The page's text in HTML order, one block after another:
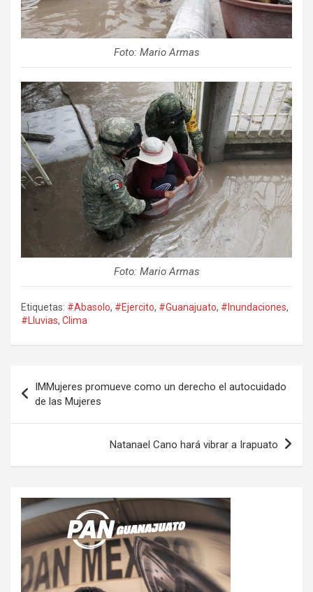
Foto: Mario Armas
Foto: Mario Armas
Etiquetas: #Abasolo, #Ejercito, #Guanajuato, #Inundaciones,
#Lluvias, Clima
de
entradas
IMMujeres promueve como un derecho el autocuidado
de las Mujeres
Natanael Cano hará vibrar a Irapuato